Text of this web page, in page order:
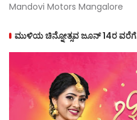
Mandovi Motors Mangalore
ಮುಳಿಯ ಚಿನ್ನೋತ್ಸವ ಜೂನ್ 14ರ ವರೆಗೆ